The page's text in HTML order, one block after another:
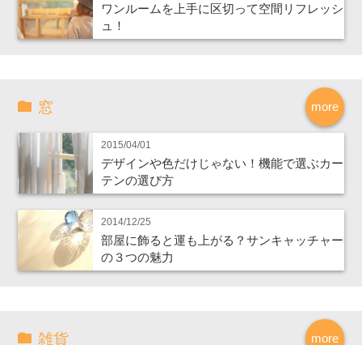
ワンルームを上手に区切って空間リフレッシ
ュ！
more
窓
2015/04/01
デザインや色だけじゃない！機能で選ぶカー
テンの選び方
2014/12/25
部屋に飾ると運も上がる？サンキャッチャー
の３つの魅力
more
雑貨